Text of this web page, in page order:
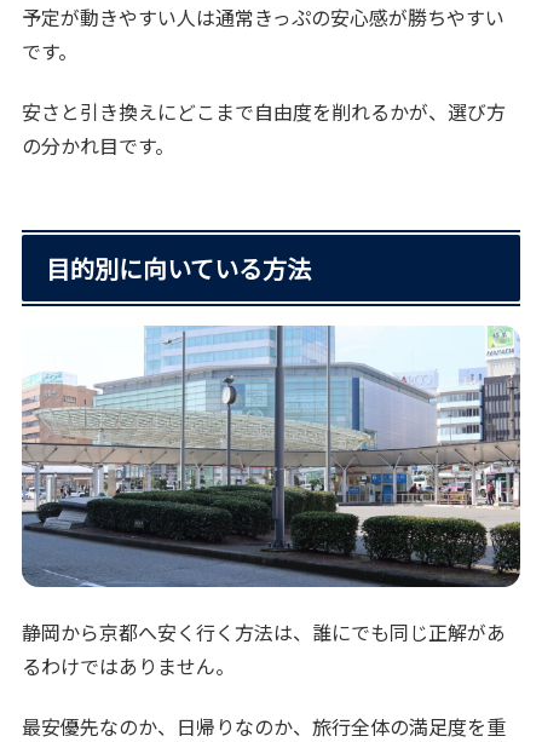
予定が動きやすい人は通常きっぷの安心感が勝ちやすい
です。
安さと引き換えにどこまで自由度を削れるかが、選び方
の分かれ目です。
目的別に向いている方法
静岡から京都へ安く行く方法は、誰にでも同じ正解があ
るわけではありません。
最安優先なのか、日帰りなのか、旅行全体の満足度を重